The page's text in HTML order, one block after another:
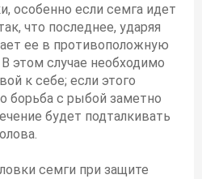
особенно если семга идет
что последнее, ударяя
ее в противоположную
этом случае необходимо
к себе; если этого
борьба с рыбой заметно
будет подталкивать
семги при защите